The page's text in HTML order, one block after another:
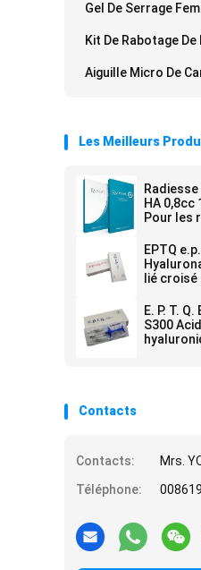
Gel De Serrage
Kit De Rabotage De
Aiguille Micro De
Les Meilleurs
HA 0,8cc
Pour les
EPTQ
lié croisé
E. P. T.
S300
Contacts
Contacts:
Mrs.
Téléphone: